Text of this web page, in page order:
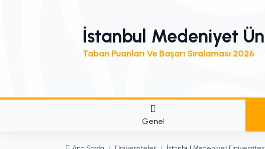
İstanbul Medeniyet
Taban Puanları Ve Başarı Sıralaması 2026
Genel